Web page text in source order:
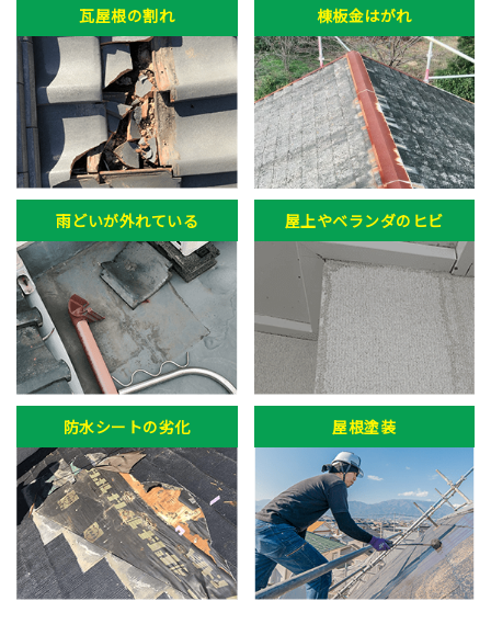
瓦屋根の割れ 棟板金はがれ
雨どいが外れている 屋上やベランダのヒビ
防水シートの劣化 屋根塗装